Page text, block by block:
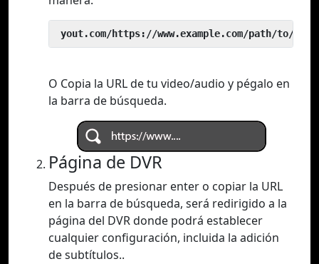
yout.com/https://www.example.com/path/to/
O Copia la URL de tu video/audio y pégalo en
la barra de búsqueda.
Página de DVR
Después de presionar enter o copiar la URL
en la barra de búsqueda, será redirigido a la
página del DVR donde podrá establecer
cualquier configuración, incluida la adición
de subtítulos..